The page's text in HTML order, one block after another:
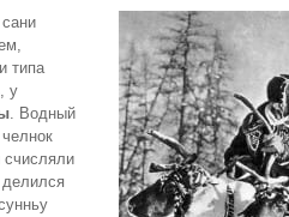
типа
у
. Водный
счисляли